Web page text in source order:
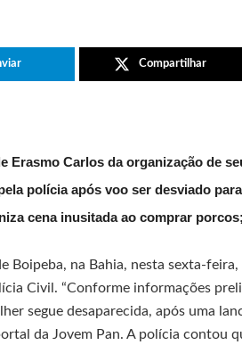
Compartilhar
Erasmo Carlos da organização de
polícia após voo ser desviado
cena inusitada ao comprar
Boipeba, na Bahia, nesta sexta-
Civil. “Conforme informações
segue desaparecida, após uma
da Jovem Pan. A polícia contou